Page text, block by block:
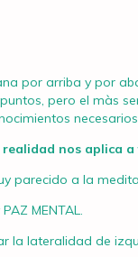
por arriba y por
pero el màs
nos aplica a
parecido a la
MENTAL.
la lateralidad de